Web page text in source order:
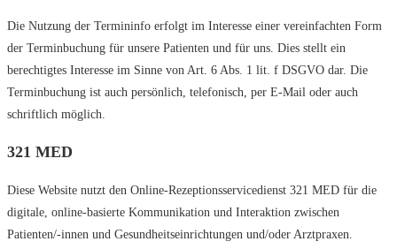
Die Nutzung der Termininfo erfolgt im Interesse einer vereinfachten Form
der Terminbuchung für unsere Patienten und für uns. Dies stellt ein
berechtigtes Interesse im Sinne von Art. 6 Abs. 1 lit. f DSGVO dar. Die
Terminbuchung ist auch persönlich, telefonisch, per E-Mail oder auch
schriftlich möglich.
321 MED
Diese Website nutzt den Online-Rezeptionsservicedienst 321 MED für die
digitale, online-basierte Kommunikation und Interaktion zwischen
Patienten/-innen und Gesundheitseinrichtungen und/oder Arztpraxen.